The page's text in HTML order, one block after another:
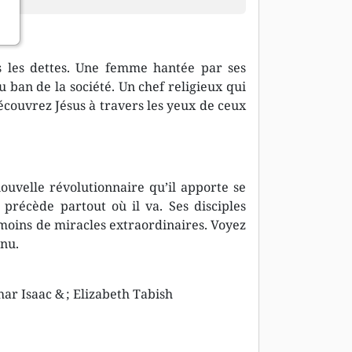
dettes. Une femme hantée par ses
ban de la société. Un chef religieux qui
Jésus à travers les yeux de ceux
révolutionnaire qu’il apporte se
partout où il va. Ses disciples
de miracles extraordinaires. Voyez
Isaac & ; Elizabeth Tabish